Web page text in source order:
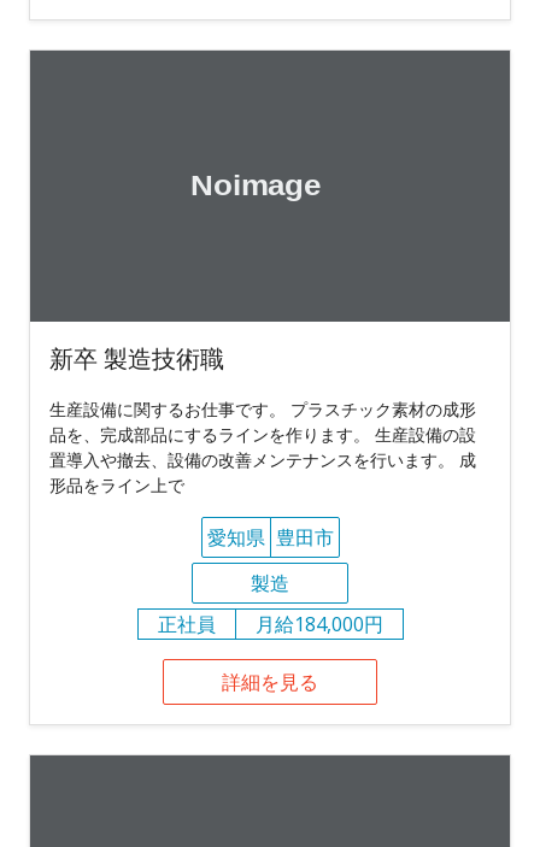
新卒 製造技術職
生産設備に関するお仕事です。 プラスチック素材の成形
品を、完成部品にするラインを作ります。 生産設備の設
置導入や撤去、設備の改善メンテナンスを行います。 成
形品をライン上で
愛知県 豊田市
製造
正社員
月給184,000円
詳細を見る